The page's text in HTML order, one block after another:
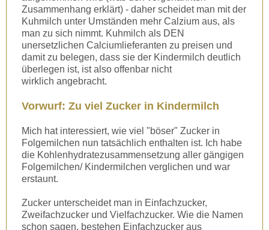
Zusammenhang erklärt) - daher scheidet man mit der
Kuhmilch unter Umständen mehr Calzium aus, als
man zu sich nimmt. Kuhmilch als DEN
unersetzlichen Calciumlieferanten zu preisen und
damit zu belegen, dass sie der Kindermilch deutlich
überlegen ist, ist also offenbar nicht
wirklich angebracht.
Vorwurf: Zu viel Zucker in Kindermilch
Mich hat interessiert, wie viel "böser" Zucker in
Folgemilchen nun tatsächlich enthalten ist. Ich habe
die Kohlenhydratezusammensetzung aller gängigen
Folgemilchen/ Kindermilchen verglichen und war
erstaunt.
Zucker unterscheidet man in Einfachzucker,
Zweifachzucker und Vielfachzucker. Wie die Namen
schon sagen, bestehen Einfachzucker aus